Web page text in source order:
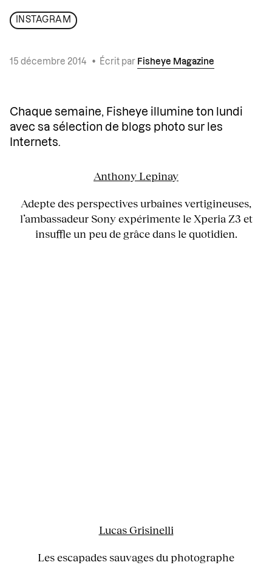
INSTAGRAM
15 décembre 2014 • Écrit par Fisheye Magazine
Chaque semaine, Fisheye illumine ton lundi
avec sa sélection de blogs photo sur les
Internets.
Anthony Lepinay
Adepte des perspectives urbaines vertigineuses,
l’ambassadeur Sony expérimente le Xperia Z3 et
insuffle un peu de grâce dans le quotidien.
Lucas Grisinelli
Les escapades sauvages du photographe